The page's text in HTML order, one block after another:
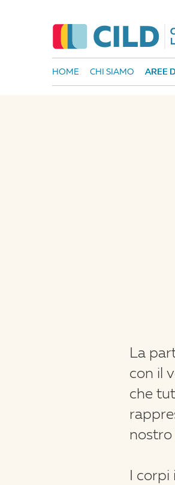
HOME CHI SIAMO AREE
La
con il
che
nostro
I corpi